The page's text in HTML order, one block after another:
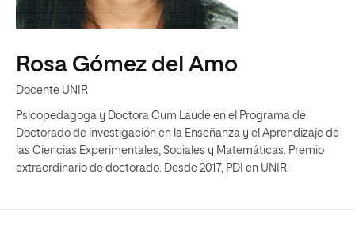
Rosa Gómez del Amo
Docente UNIR
Psicopedagoga y Doctora Cum Laude en el Programa de
Doctorado de investigación en la Enseñanza y el Aprendizaje de
las Ciencias Experimentales, Sociales y Matemáticas. Premio
extraordinario de doctorado. Desde 2017, PDI en UNIR.